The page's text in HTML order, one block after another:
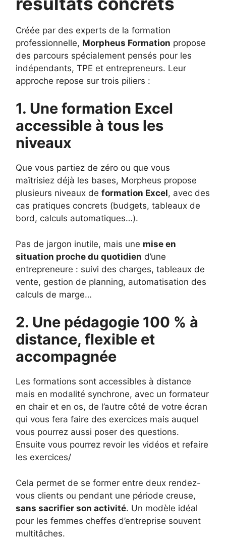
Créée par des experts de la formation
professionnelle, Morpheus Formation propose
des parcours spécialement pensés pour les
indépendants, TPE et entrepreneurs. Leur
approche repose sur trois piliers :
1. Une formation Excel
accessible à tous les
niveaux
Que vous partiez de zéro ou que vous
maîtrisiez déjà les bases, Morpheus propose
plusieurs niveaux de formation Excel, avec des
cas pratiques concrets (budgets, tableaux de
bord, calculs automatiques…).
Pas de jargon inutile, mais une mise en
situation proche du quotidien d’une
entrepreneure : suivi des charges, tableaux de
vente, gestion de planning, automatisation des
calculs de marge…
2. Une pédagogie 100 % à
distance, flexible et
accompagnée
Les formations sont accessibles à distance
mais en modalité synchrone, avec un formateur
en chair et en os, de l’autre côté de votre écran
qui vous fera faire des exercices mais auquel
vous pourrez aussi poser des questions.
Ensuite vous pourrez revoir les vidéos et refaire
les exercices/
Cela permet de se former entre deux rendez-
vous clients ou pendant une période creuse,
sans sacrifier son activité. Un modèle idéal
pour les femmes cheffes d’entreprise souvent
multitâches.